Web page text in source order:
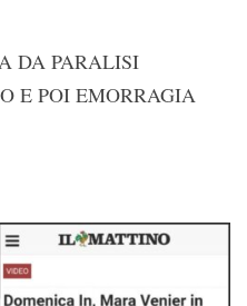
DA PARALISI
E POI EMORRAGIA